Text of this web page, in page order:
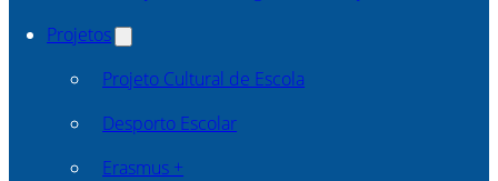
Projetos
Projeto Cultural de Escola
Desporto Escolar
Erasmus +